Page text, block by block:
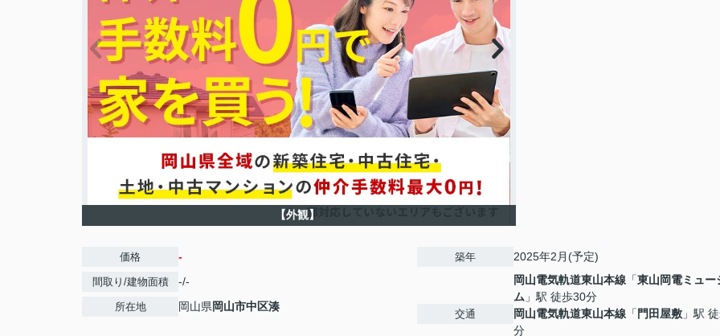
【外観】
価格 -
間取り/建物面積 -/-
所在地 岡山県岡山市中区湊
築年 2025年2月(予定)
交通
岡山電気軌道東山本線 「東山岡電ミュー
ム 」駅 徒歩30分
岡山電気軌道東山本線 「門田屋敷 」駅
分